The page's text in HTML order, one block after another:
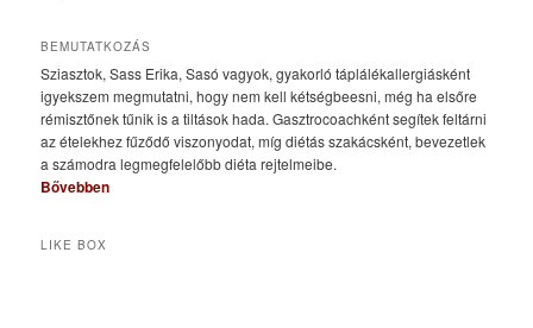
BEMUTATKOZÁS
Sziasztok, Sass Erika, Sasó vagyok, gyakorló táplálékallergiásként
igyekszem megmutatni, hogy nem kell kétségbeesni, még ha elsőre
rémisztőnek tűnik is a tiltások hada. Gasztrocoachként segítek feltárni
az ételekhez fűződő viszonyodat, míg diétás szakácsként, bevezetlek
a számodra legmegfelelőbb diéta rejtelmeibe.
Bővebben
LIKE BOX